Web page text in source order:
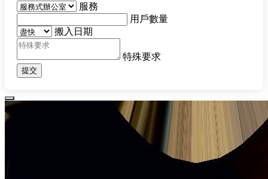
服務
用戶數量
搬入日期
特殊要求
提交